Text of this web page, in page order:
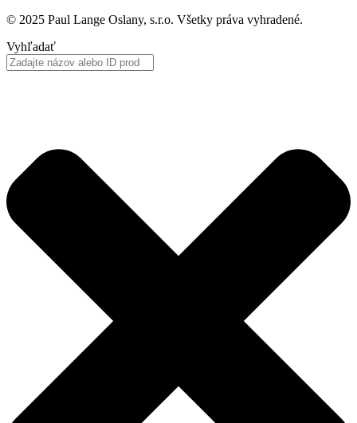
© 2025 Paul Lange Oslany, s.r.o. Všetky práva vyhradené.
Vyhľadať